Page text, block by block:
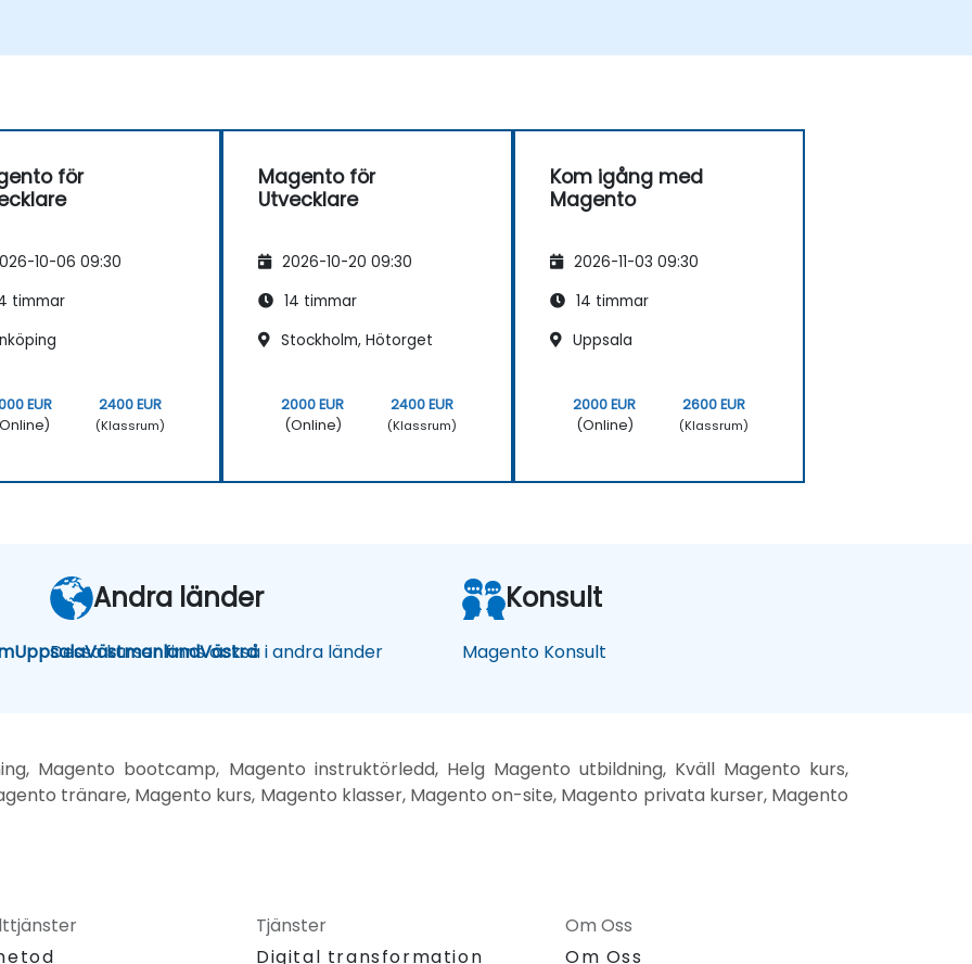
för
10-06 09:30
timmar
EUR
2400 EUR
(Klassrum)
Magento för
Utvecklare
2026-10-20 09:30
14 timmar
Stockholm, Hötorget
2000 EUR
(Online)
2400 EUR
(Klassrum)
Kom igång med
Magento
2026-11-03 09:30
14 timmar
Uppsala
2000 EUR
(Online)
2600 EUR
(Klassrum)
UppsalaVästmanlandVästra
Andra länder
Dessa kurser finns också i andra länder
Konsult
Magento Konsult
Magento bootcamp, Magento instruktörledd, Helg Magento utbildning, Kväll Magento kurs,
tränare, Magento kurs, Magento klasser, Magento on-site, Magento privata kurser, Magento
Tjänster
Digital transformation
Om Oss
Om Oss